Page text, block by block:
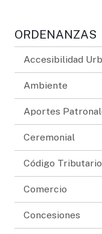
ORDENANZAS
Accesibilidad
Ambiente
Aportes
Ceremonial
Código Tributario
Comercio
Concesiones